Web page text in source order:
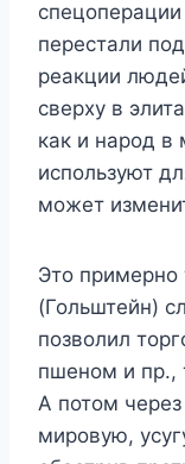
перестали
реакции
сверху в
как и народ в
используют
может
Это примерно
(Гольштейн)
позволил
пшеном и пр.,
А потом
мировую,